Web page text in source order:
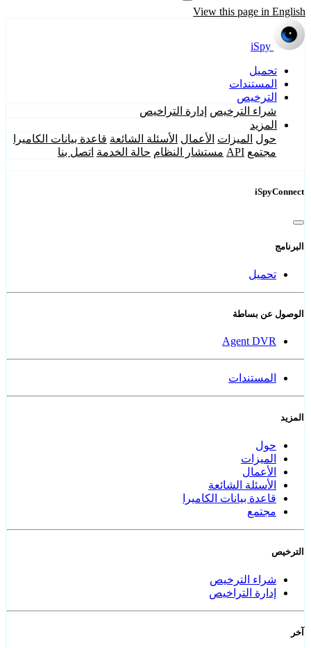
View this page in English
iSpy
تحميل
المستندات
الترخيص
شراء الترخيص إدارة التراخيص
المزيد
حول الميزات الأعمال الأسئلة الشائعة قاعدة بيانات الكاميرا
مجتمع API مستشار النظام حالة الخدمة اتصل بنا
iSpyConnect
البرنامج
تحميل
الوصول عن بساطة
Agent DVR
المستندات
المزيد
حول
الميزات
الأعمال
الأسئلة الشائعة
قاعدة بيانات الكاميرا
مجتمع
الترخيص
شراء الترخيص
إدارة التراخيص
آخر